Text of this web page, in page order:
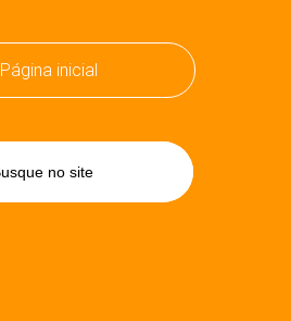
Página inicial